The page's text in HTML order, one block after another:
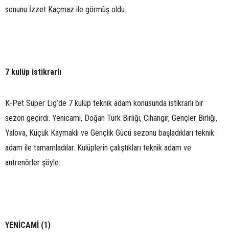
sonunu İzzet Kaçmaz ile görmüş oldu.
7 kulüp istikrarlı
K-Pet Süper Lig’de 7 kulüp teknik adam konusunda istikrarlı bir
sezon geçirdi. Yenicami, Doğan Türk Birliği, Cihangir, Gençler Birliği,
Yalova, Küçük Kaymaklı ve Gençlik Gücü sezonu başladıkları teknik
adam ile tamamladılar. Kulüplerin çalıştıkları teknik adam ve
antrenörler şöyle:
YENİCAMİ (1)